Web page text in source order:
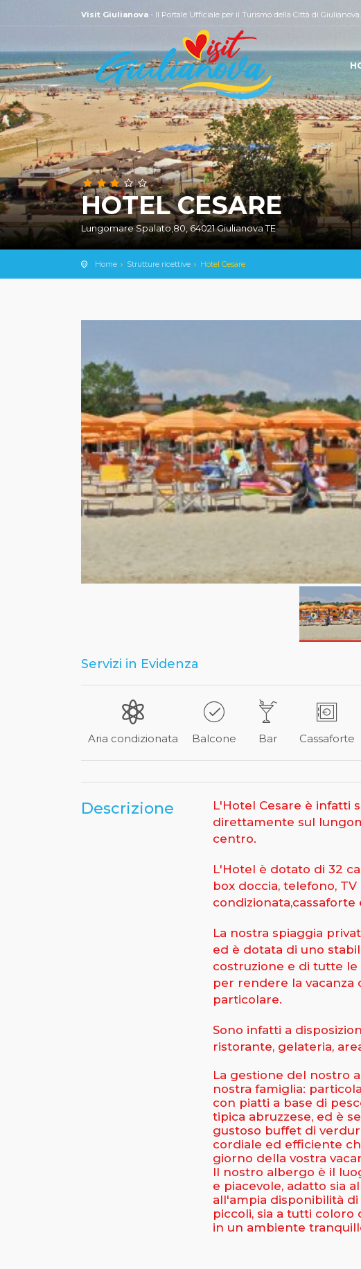
Visit Giulianova - Il Portale Ufficiale per il Turismo della Città di
HOTEL CESARE
Lungomare Spalato,80, 64021 Giulianova TE
Home Strutture ricettive Hotel Cesare
Servizi in Evidenza
Aria condizionata Balcone Bar Cassaforte
Descrizione
L'Hotel Cesare è infatti
direttamente sul
centro.
L'Hotel è dotato di 32
box doccia, telefono, TV
La nostra spiaggia
ed è dotata di uno
costruzione e di tutte
per rendere la
particolare.
Sono infatti a
ristorante, gelateria,
La gestione del nostro
nostra famiglia:
con piatti a base di
tipica abruzzese, ed è
gustoso buffet di
cordiale ed efficiente
giorno della vostra
Il nostro albergo è il
e piacevole, adatto sia
all'ampia disponibilità
piccoli, sia a tutti coloro
in un ambiente